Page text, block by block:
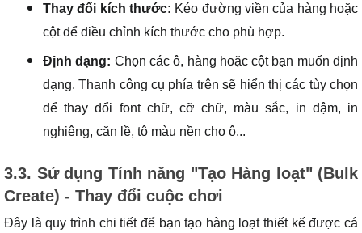
Thay đổi kích thước: Kéo đường viền của hàng hoặc
cột để điều chỉnh kích thước cho phù hợp.
Định dạng: Chọn các ô, hàng hoặc cột bạn muốn định
dạng. Thanh công cụ phía trên sẽ hiển thị các tùy chọn
để thay đổi font chữ, cỡ chữ, màu sắc, in đậm, in
nghiêng, căn lề, tô màu nền cho ô...
3.3. Sử dụng Tính năng "Tạo Hàng loạt" (Bulk
Create) - Thay đổi cuộc chơi
Đây là quy trình chi tiết để bạn tạo hàng loạt thiết kế được cá